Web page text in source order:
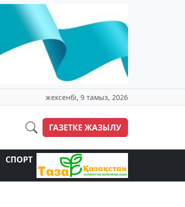
жексенбі, 9 тамыз, 2026
ГАЗЕТКЕ ЖАЗЫЛУ
СПОРТ